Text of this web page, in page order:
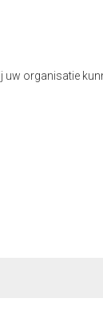
organisatie